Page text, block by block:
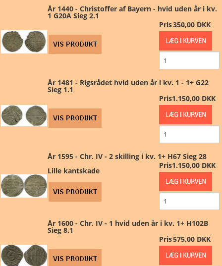
SØGNING
År 1440 - Christoffer af Bayern - hvid uden år i kv.
1 G20A Sieg 2.1
Pris350,00 DKK
År 1481 - Rigsrådet hvid uden år i kv. 1 - 1+ G22
Sieg 1.1
Pris1.150,00 DKK
År 1595 - Chr. IV - 2 skilling i kv. 1+ H67 Sieg 28
Lille kantskade
Pris1.150,00 DKK
År 1600 - Chr. IV - 1 hvid uden år i kv. 1+ H102B
Sieg 8.1
Pris575,00 DKK